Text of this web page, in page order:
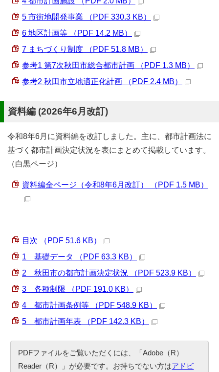
5 市街地開発事業 （PDF 330.3 KB）
6 地区計画等 （PDF 14.2 MB）
7 まちづくり制度 （PDF 51.8 MB）
参考1 第7次秋田市総合都市計画 （PDF 1.3 MB）
参考2 秋田市立地適正化計画 （PDF 2.4 MB）
資料編 (2026年6月改訂)
令和8年6月に資料編を改訂しました。主に、都市計画法に
基づく都市計画決定状況を表にまとめて掲載しています。
（白黒ページ）
資料編全ページ（令和8年6月改訂） （PDF 1.5 MB）
目次 （PDF 51.6 KB）
1 基礎データ （PDF 63.3 KB）
2 秋田市の都市計画決定状況 （PDF 523.9 KB）
3 各種制限 （PDF 191.0 KB）
4 都市計画条例等 （PDF 548.9 KB）
5 都市計画年表 （PDF 142.3 KB）
PDFファイルをご覧いただくには、「Adobe（R）
Reader（R）」が必要です。お持ちでない方はアドビ